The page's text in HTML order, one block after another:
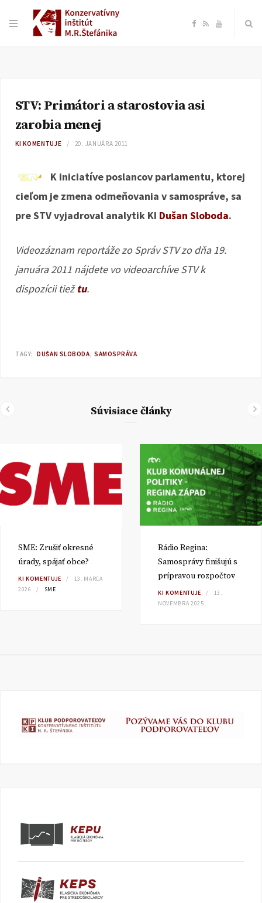
F
e
o
R Y
e
STV: Primátori a starostovia asi
zarobia menej
KI KOMENTUJE 20. JANUÁRA 2011
K iniciatíve poslancov parlamentu, ktorej
cieľom je zmena odmeňovania v samospráve, sa
pre STV vyjadroval analytik KI Dušan Sloboda.
Videozáznam reportáže zo Správ STV zo dňa 19.
januára 2011 nájdete vo videoarchíve STV k
dispozícii tiežtu.
TAGY: DUŠAN SLOBODA SAMOSPRÁVA
Súvisiace články
SME: Zrušiť okresné
úrady, spájať obce?
KI KOMENTUJE
13. MARCA
2026
SME
Rádio Regina:
Samosprávy finišujú s
prípravou rozpočtov
KI KOMENTUJE
13.
NOVEMBRA 2025